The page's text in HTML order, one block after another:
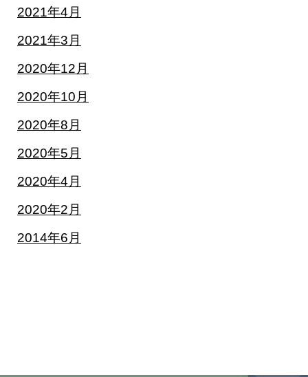
2021年4月
2021年3月
2020年12月
2020年10月
2020年8月
2020年5月
2020年4月
2020年2月
2014年6月